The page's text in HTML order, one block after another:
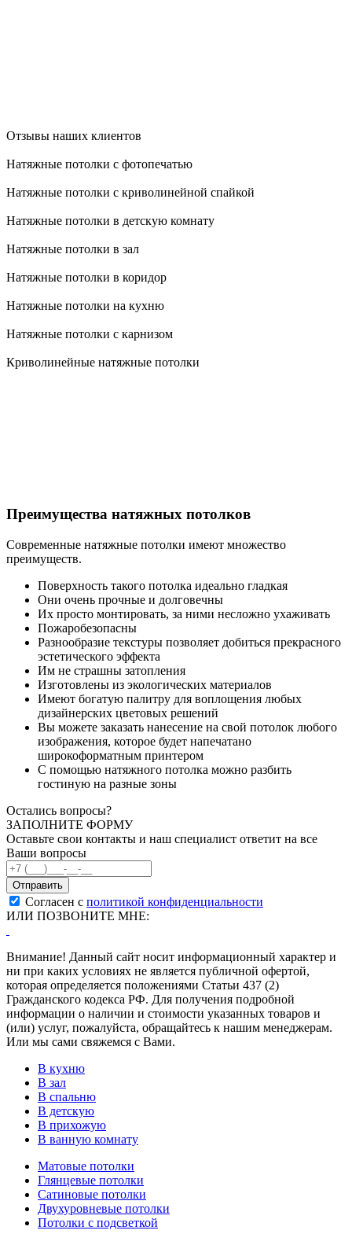
Отзывы наших клиентов
Натяжные потолки с фотопечатью
Натяжные потолки с криволинейной спайкой
Натяжные потолки в детскую комнату
Натяжные потолки в зал
Натяжные потолки в коридор
Натяжные потолки на кухню
Натяжные потолки с карнизом
Криволинейные натяжные потолки
Преимущества натяжных потолков
Современные натяжные потолки имеют множество
преимуществ.
Поверхность такого потолка идеально гладкая
Они очень прочные и долговечны
Их просто монтировать, за ними несложно ухаживать
Пожаробезопасны
Разнообразие текстуры позволяет добиться прекрасного
эстетического эффекта
Им не страшны затопления
Изготовлены из экологических материалов
Имеют богатую палитру для воплощения любых
дизайнерских цветовых решений
Вы можете заказать нанесение на свой потолок любого
изображения, которое будет напечатано
широкоформатным принтером
С помощью натяжного потолка можно разбить
гостиную на разные зоны
Остались вопросы?
ЗАПОЛНИТЕ ФОРМУ
Оставьте свои контакты и наш специалист ответит на все
Ваши вопросы
Согласен с политикой конфиденциальности
ИЛИ ПОЗВОНИТЕ МНЕ:
Внимание! Данный сайт носит информационный характер и
ни при каких условиях не является публичной офертой,
которая определяется положениями Статьи 437 (2)
Гражданского кодекса РФ. Для получения подробной
информации о наличии и стоимости указанных товаров и
(или) услуг, пожалуйста, обращайтесь к нашим менеджерам.
Или мы сами свяжемся с Вами.
В кухню
В зал
В спальню
В детскую
В прихожую
В ванную комнату
Матовые потолки
Глянцевые потолки
Сатиновые потолки
Двухуровневые потолки
Потолки с подсветкой